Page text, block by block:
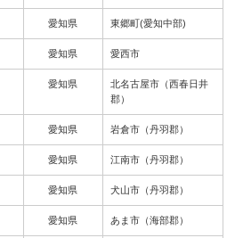
愛知県 東郷町(愛知中部)
愛知県 愛西市
愛知県
北名古屋市（西春日井
郡）
愛知県 岩倉市（丹羽郡）
愛知県 江南市（丹羽郡）
愛知県 犬山市（丹羽郡）
愛知県 あま市（海部郡）